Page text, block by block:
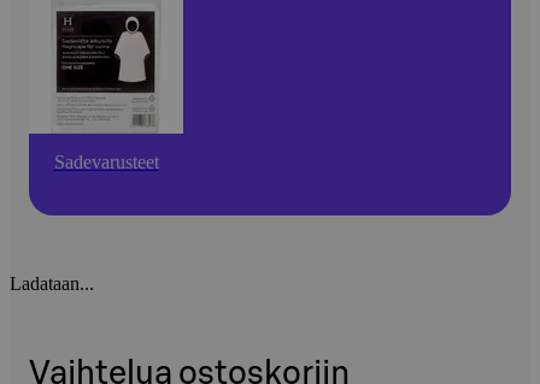
Sadevarusteet
Ladataan...
Vaihtelua ostoskoriin